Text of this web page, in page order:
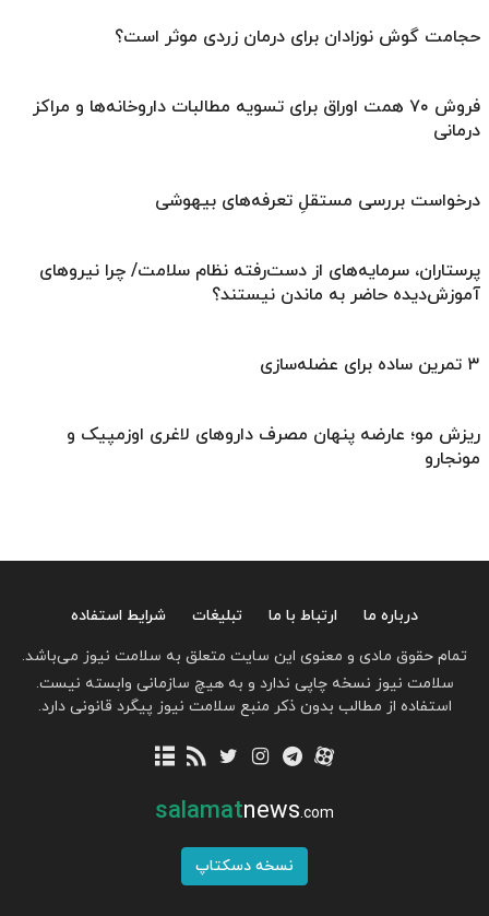
حجامت گوش نوزادان برای درمان زردی موثر است؟
فروش ۷۰ همت اوراق برای تسویه مطالبات داروخانه‌ها و مراکز
درمانی
درخواست بررسی مستقلِ تعرفه‌های بیهوشی
پرستاران، سرمایه‌های از دست‌رفته نظام سلامت/ چرا نیروهای
آموزش‌دیده حاضر به ماندن نیستند؟
۳ تمرین ساده برای عضله‌سازی
ریزش مو؛ عارضه پنهان مصرف داروهای لاغری اوزمپیک و
مونجارو
درباره ما ارتباط با ما تبلیغات
شرایط استفاده
تمام حقوق مادی و معنوی این سایت متعلق به سلامت نیوز می‌باشد.
سلامت نیوز نسخه چاپی ندارد و به هیچ سازمانی وابسته نیست.
استفاده از مطالب بدون ذکر منبع سلامت نیوز پیگرد قانونی دارد.
salamatnews.com
نسخه دسکتاپ